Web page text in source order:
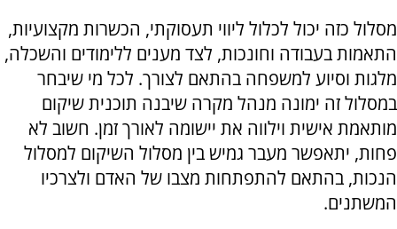
מסלול כזה יכול לכלול ליווי תעסוקתי, הכשרות מקצועיות,
התאמות בעבודה וחונכות, לצד מענים ללימודים והשכלה,
מלגות וסיוע למשפחה בהתאם לצורך. לכל מי שיבחר
במסלול זה ימונה מנהל מקרה שיבנה תוכנית שיקום
מותאמת אישית וילווה את יישומה לאורך זמן. חשוב לא
פחות, יתאפשר מעבר גמיש בין מסלול השיקום למסלול
הנכות, בהתאם להתפתחות מצבו של האדם ולצרכיו
המשתנים.